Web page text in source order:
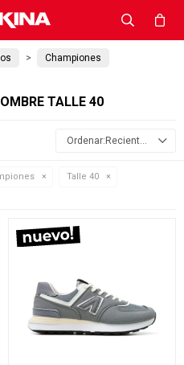
Championes
TALLE 40
Recientes
Talle 40